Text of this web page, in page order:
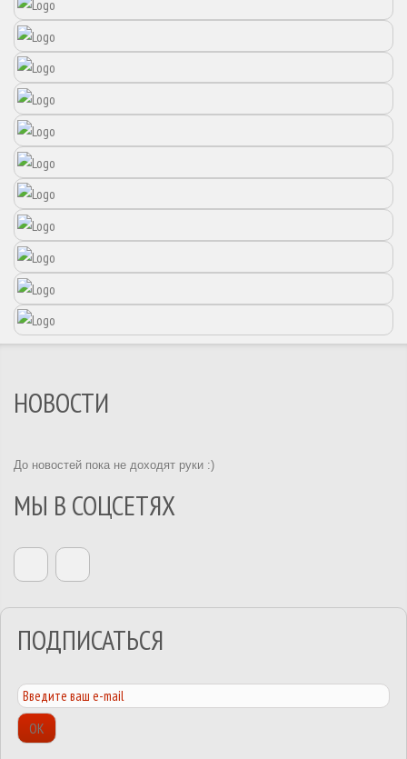
НОВОСТИ
До новостей пока не доходят руки :)
МЫ В СОЦСЕТЯХ
ПОДПИСАТЬСЯ
ОК